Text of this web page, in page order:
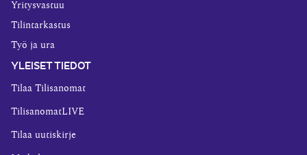
Yritysvastuu
Tilintarkastus
Työ ja ura
YLEISET TIEDOT
Tilaa Tilisanomat
TilisanomatLIVE
Tilaa uutiskirje